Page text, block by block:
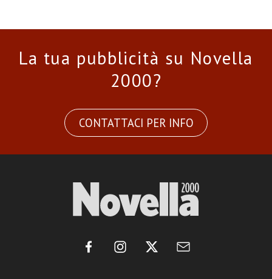
La tua pubblicità su Novella
2000?
CONTATTACI PER INFO